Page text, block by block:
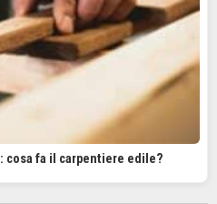
cosa fa il carpentiere edile?